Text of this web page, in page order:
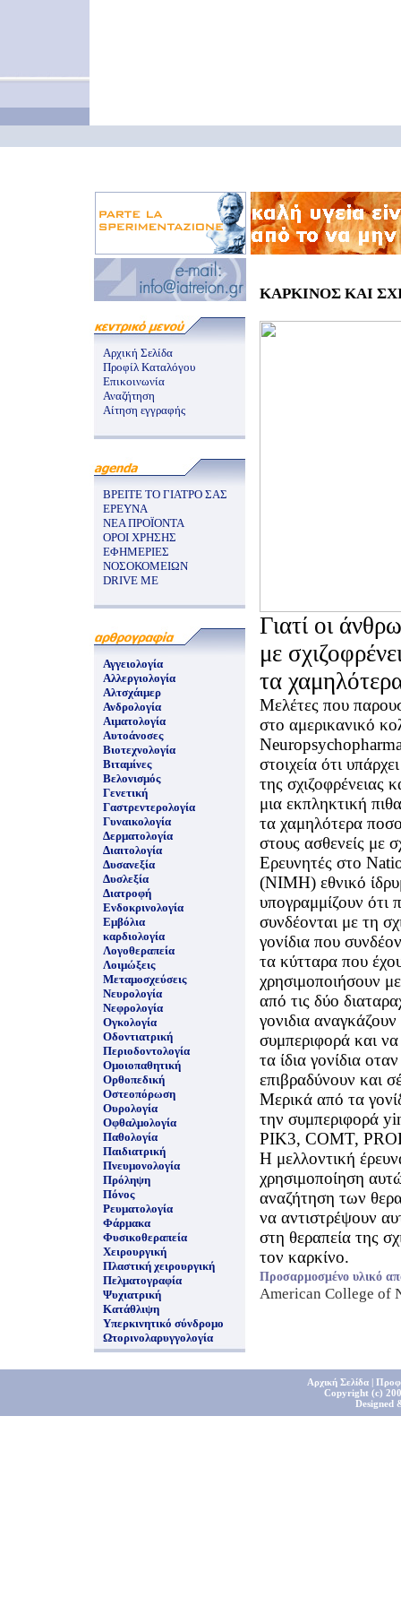
Αρχική Σελίδα
Προφίλ Καταλόγου
Επικοινωνία
Αναζήτηση
Αίτηση εγγραφής
ΒΡΕΙΤΕ ΤΟ ΓΙΑΤΡΟ ΣΑΣ
ΕΡΕΥΝΑ
ΝΕΑ ΠΡΟΪΟΝΤΑ
ΟΡΟΙ ΧΡΗΣΗΣ
ΕΦΗΜΕΡΙΕΣ
ΝΟΣΟΚΟΜΕΙΩΝ
DRIVE ME
Αγγειολογία
Αλλεργιολογία
Αλτσχάιμερ
Ανδρολογία
Αιματολογία
Αυτοάνοσες
Βιοτεχνολογία
Βιταμίνες
Βελονισμός
Γενετική
Γαστρεντερολογία
Γυναικολογία
Δερματολογία
Διαιτολογία
Δυσανεξία
Δυσλεξία
Διατροφή
Ενδοκρινολογία
Εμβόλια
καρδιολογία
Λογοθεραπεία
Λοιμώξεις
Μεταμοσχεύσεις
Νευρολογία
Νεφρολογία
Ογκολογία
Οδοντιατρική
Περιοδοντολογία
Ομοιοπαθητική
Ορθοπεδική
Οστεοπόρωση
Ουρολογία
Οφθαλμολογία
Παθολογία
Παιδιατρική
Πνευμονολογία
Πρόληψη
Πόνος
Ρευματολογία
Φάρμακα
Φυσικοθεραπεία
Χειρουργική
Πλαστική χειρουργική
Πελματογραφία
Ψυχιατρική
Κατάθλιψη
Υπερκινητικό σύνδρομο
Ωτορινολαρυγγολογία
ΚΑΡΚΙΝΟΣ ΚΑΙ
Γιατί οι
με
τα
Μελέτες που
στο αμερικανικό
στοιχεία ότι
της σχιζοφρένειας
μια εκπληκτική
τα χαμηλότερα
στους ασθενείς με
Eρευνητές στο
(NIMH) εθνικό
υπογραμμίζουν ότι
συνδέονται με τη
γονίδια που
τα κύτταρα που
χρησιμοποιήσουν
από τις δύο
γονιδια
συμπεριφορά και
τα ίδια γονίδια
επιβραδύνουν και
Μερικά από τα
την συμπεριφορά
PIK3, COMT,
H μελλοντική
χρησιμοποίηση
αναζήτηση των
να αντιστρέψουν
στη θεραπεία της
τον καρκίνο.
Προσαρμοσμένο υλικό
American College of
Αρχική Σελίδα|
Copyright (c)
Designed